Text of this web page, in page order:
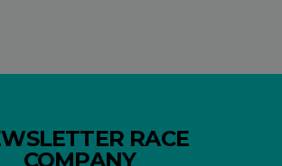
RACE
COMPANY